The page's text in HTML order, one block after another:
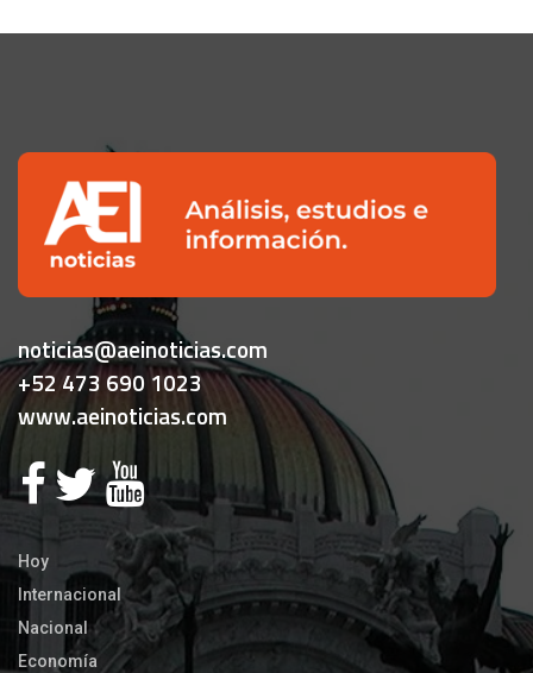
noticias@aeinoticias.com
+52 473 690 1023
www.aeinoticias.com
Hoy
Internacional
Nacional
Economía